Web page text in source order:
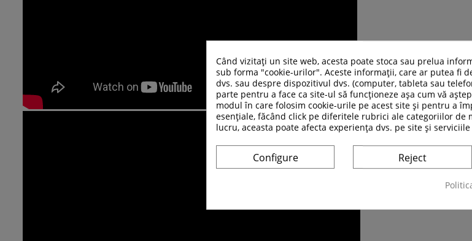
Când vizitați un site web, acesta poate stoca sau prelua
sub forma "cookie-urilor". Aceste informații, care ar putea fi
dvs. sau despre dispozitivul dvs. (computer, tableta sau
parte pentru a face ca site-ul să funcționeze așa cum vă
modul în care folosim cookie-urile pe acest site și pentru a
esențiale, făcând click pe diferitele rubrici ale categoriilor de
lucru, aceasta poate afecta experiența dvs. pe site și
Configure Reject